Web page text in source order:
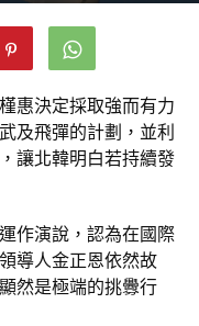
惠決定採取強而有力
及飛彈的計劃，並利
讓北韓明白若持續發
作演說，認為在國際
導人金正恩依然故
然是極端的挑釁行